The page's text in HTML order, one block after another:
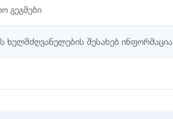
გეგმები
შესახებ ინფორმაცია